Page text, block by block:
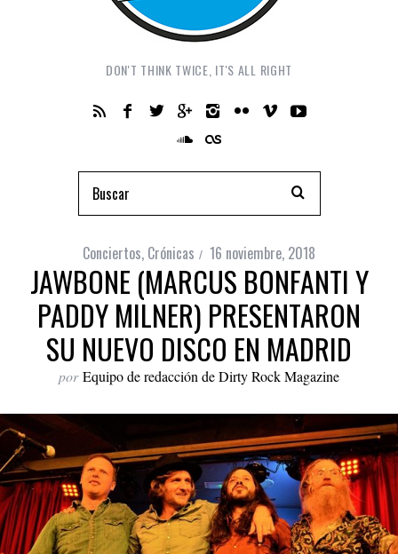
DON'T THINK TWICE, IT'S ALL RIGHT
Conciertos, Crónicas 16 noviembre, 2018
JAWBONE (MARCUS BONFANTI Y
PADDY MILNER) PRESENTARON
SU NUEVO DISCO EN MADRID
por Equipo de redacción de Dirty Rock Magazine